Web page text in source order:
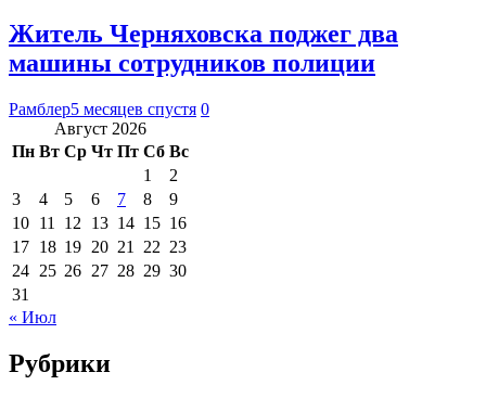
Житель Черняховска поджег два
машины сотрудников полиции
Рамблер5 месяцев спустя 0
Август 2026
Пн Вт Ср Чт Пт Сб Вс
1
2
3
4 5 6 7 8
9
10 11 12 13 14 15 16
17 18 19 20 21 22 23
24 25 26 27 28 29 30
31
« Июл
Рубрики